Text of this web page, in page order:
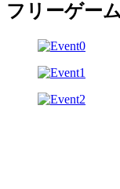
フリーゲー